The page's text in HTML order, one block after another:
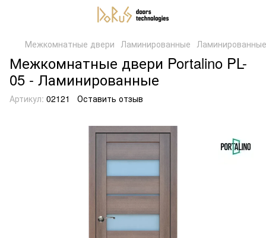
Межкомнатные двери Ламинированные
Межкомнатные двери Portalino PL-
05 - Ламинированные
Артикул: 02121 Оставить отзыв